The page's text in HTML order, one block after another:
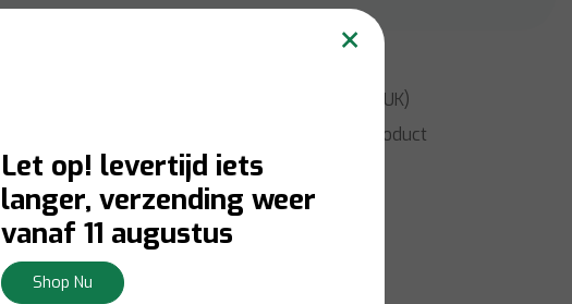
(Rest van EU en UK)
Neem contact op over dit product
×
Let op! levertijd iets
langer, verzending weer
vanaf 11 augustus
Shop Nu